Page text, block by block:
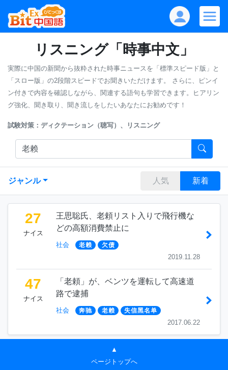
リスニング「時事中文」
実際に中国の新聞から抜粋された時事ニュースを「標準スピード版」と
「スロー版」の2段階スピードでお聞きいただけます。
さらに、ピンイ
ン付きで内容を確認しながら、関連する語句も学習できます。ヒアリン
グ強化、聞き取り、聞き流しをしたいあなたにお勧めです！
試験対策：ディクテーション（聴写）、リスニング
ジャンル 人気 新着
27
ナイス
王思聡氏、老頼リスト入りで飛行機な
どの高額消費禁止に
社会 老赖 欠债
2019.11.28
47
ナイス
「老頼」が、ベンツを運転して高速道
路で逮捕
社会 奔驰 老赖 失信黑名单
2017.06.22
▲
ページトップへ